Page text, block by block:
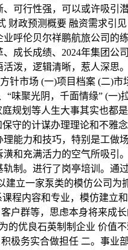
可行性强，可以或许吸引
财政预测概要 融资需求引
呼伦贝尔祥鹏航旅公司的
成长成绩、2024年集团公
泼，逻辑清晰，惹人深思
针市场 (一)项目档案 (二)市
味聚光阴，千面情缘” (一)
规划等人生大事其实也都
守的计谋办理理论和不雅
能力和技巧，特别是工做
和充满活力的空气所吸引
制。进行了岗亭培训。通
立一家泵类的模仿公司为
程内容和专业，模仿建立
户群等，思虑本身将来成
的优良石英制制企业 价值
极务实合做担任 二。事业